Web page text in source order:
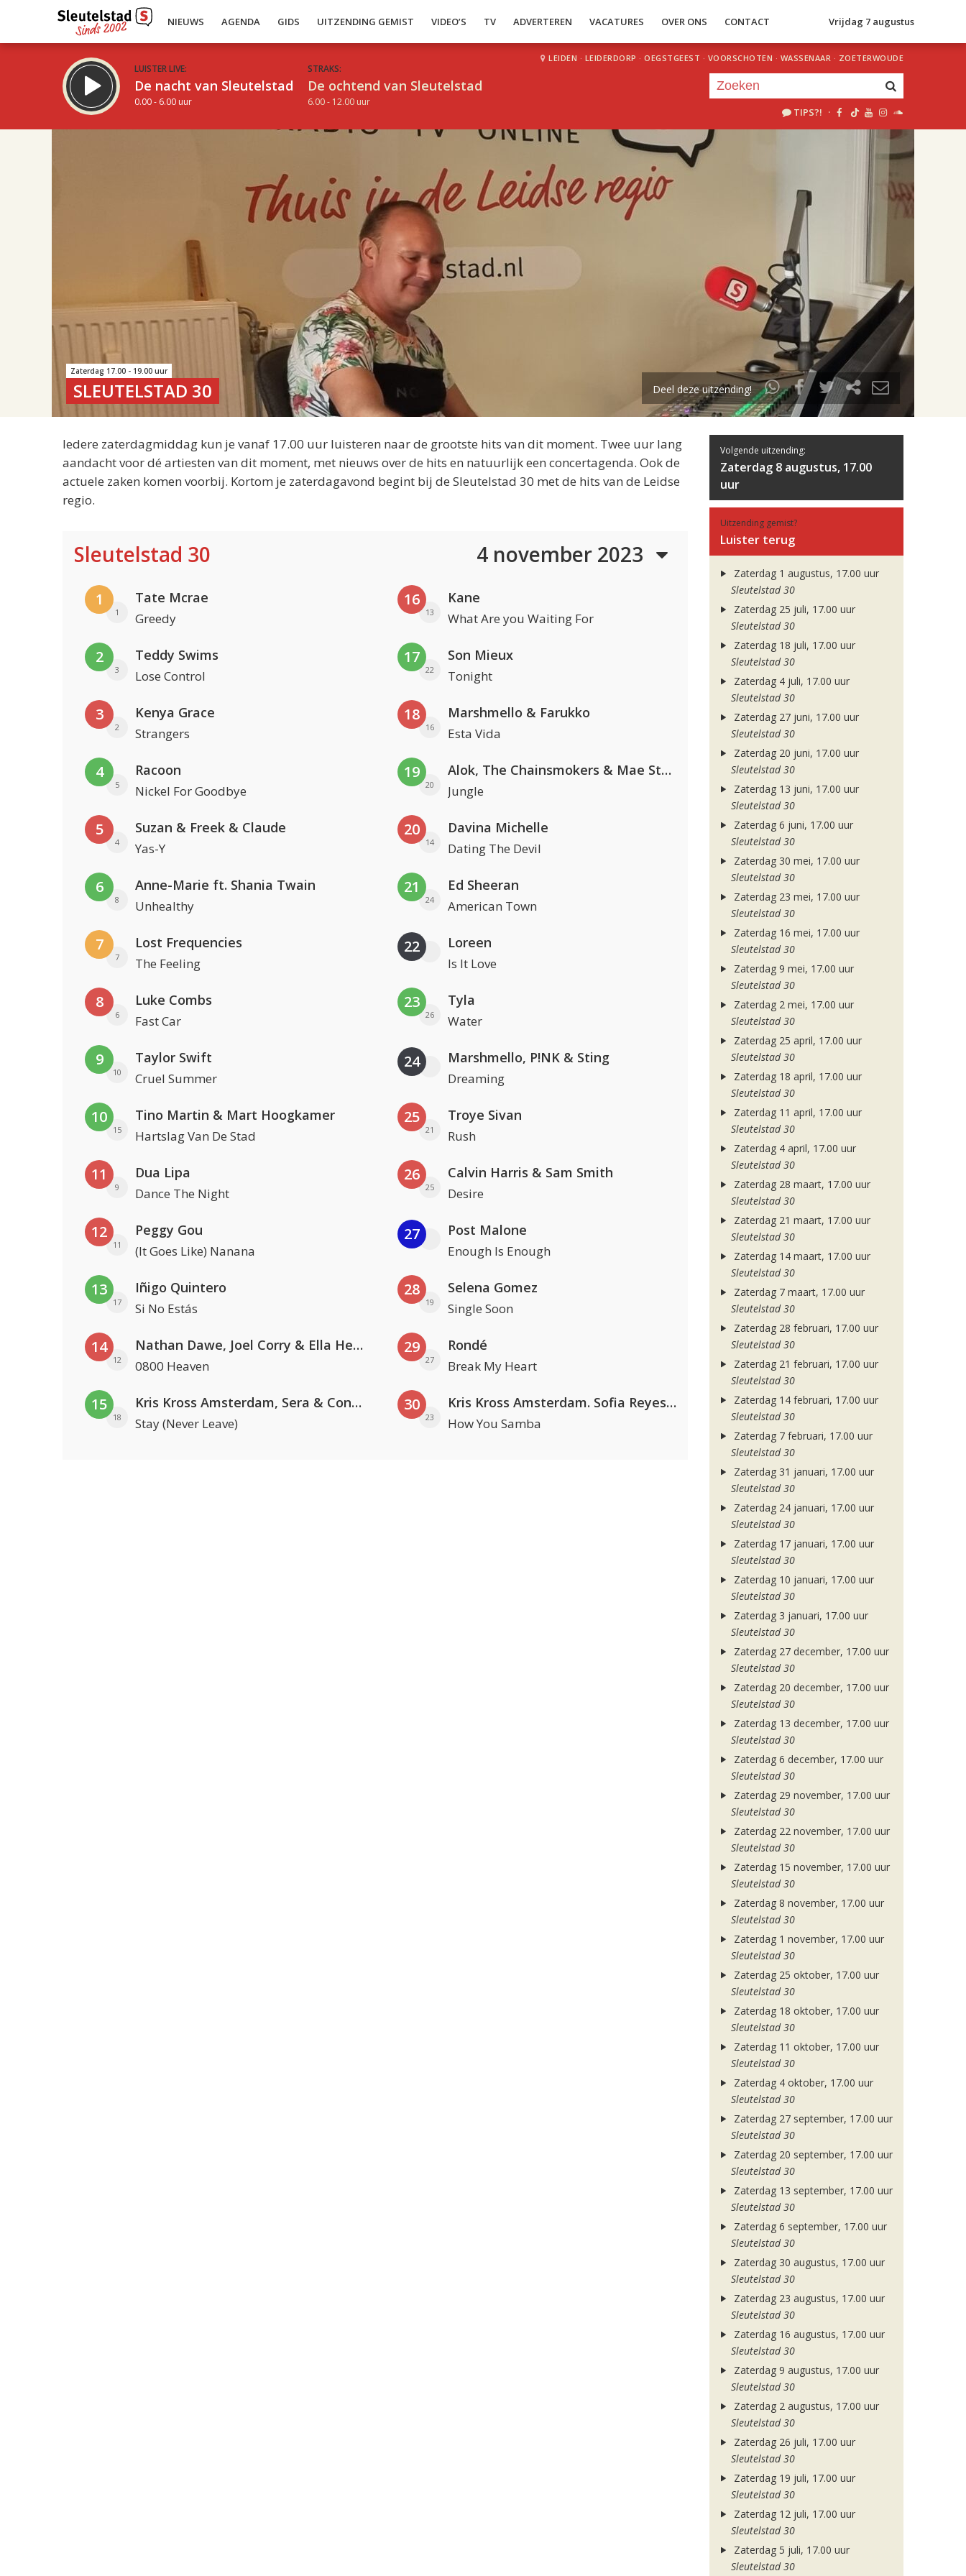
NIEUWS AGENDA GIDS UITZENDING GEMIST VIDEO’S TV ADVERTEREN VACATURES OVER ONS CONTACT Vrijdag 7 augustus
LUISTER LIVE:
De nacht van Sleutelstad
0.00 - 6.00 uur
STRAKS:
De ochtend van Sleutelstad
6.00 - 12.00 uur
LEIDEN · LEIDERDORP · OEGSTGEEST · VOORSCHOTEN · WASSENAAR · ZOETERWOUDE
TIPS?! ·
uur 1 van 2
Volgend uur
Zaterdag 17.00 - 19.00 uur
SLEUTELSTAD 30 Deel deze uitzending!
Iedere zaterdagmiddag kun je vanaf 17.00 uur luisteren naar de grootste hits van dit moment. Twee uur lang
aandacht voor dé artiesten van dit moment, met nieuws over de hits en natuurlijk een concertagenda. Ook de
actuele zaken komen voorbij. Kortom je zaterdagavond begint bij de Sleutelstad 30 met de hits van de Leidse
regio.
Sleutelstad 30 4 november 2023
1
1
Tate Mcrae
Greedy
2
3
Teddy Swims
Lose Control
3
2
Kenya Grace
Strangers
4
5
Racoon
Nickel For Goodbye
5
4
Suzan & Freek & Claude
Yas-Y
6
8
Anne-Marie ft. Shania Twain
Unhealthy
7
7
Lost Frequencies
The Feeling
8
6
Luke Combs
Fast Car
9
10
Taylor Swift
Cruel Summer
10
15
Tino Martin & Mart Hoogkamer
Hartslag Van De Stad
11
9
Dua Lipa
Dance The Night
12
11
Peggy Gou
(It Goes Like) Nanana
13
17
Iñigo Quintero
Si No Estás
14
12
Nathan Dawe, Joel Corry & Ella Henderson
0800 Heaven
15
18
Kris Kross Amsterdam, Sera & Conor Maynard
Stay (Never Leave)
16
13
Kane
What Are you Waiting For
17
22
Son Mieux
Tonight
18
16
Marshmello & Farukko
Esta Vida
19
20
Alok, The Chainsmokers & Mae Stephens
Jungle
20
14
Davina Michelle
Dating The Devil
21
24
Ed Sheeran
American Town
22 Loreen
Is It Love
23
26
Tyla
Water
24 Marshmello, P!NK & Sting
Dreaming
25
21
Troye Sivan
Rush
26
25
Calvin Harris & Sam Smith
Desire
27 Post Malone
Enough Is Enough
28
19
Selena Gomez
Single Soon
29
27
Rondé
Break My Heart
30
23
Kris Kross Amsterdam. Sofia Reyes & Tinie Tempah
How You Samba
Volgende uitzending:
Zaterdag 8 augustus, 17.00
uur
Uitzending gemist?
Luister terug
Zaterdag 1 augustus, 17.00 uur
Sleutelstad 30
Zaterdag 25 juli, 17.00 uur
Sleutelstad 30
Zaterdag 18 juli, 17.00 uur
Sleutelstad 30
Zaterdag 4 juli, 17.00 uur
Sleutelstad 30
Zaterdag 27 juni, 17.00 uur
Sleutelstad 30
Zaterdag 20 juni, 17.00 uur
Sleutelstad 30
Zaterdag 13 juni, 17.00 uur
Sleutelstad 30
Zaterdag 6 juni, 17.00 uur
Sleutelstad 30
Zaterdag 30 mei, 17.00 uur
Sleutelstad 30
Zaterdag 23 mei, 17.00 uur
Sleutelstad 30
Zaterdag 16 mei, 17.00 uur
Sleutelstad 30
Zaterdag 9 mei, 17.00 uur
Sleutelstad 30
Zaterdag 2 mei, 17.00 uur
Sleutelstad 30
Zaterdag 25 april, 17.00 uur
Sleutelstad 30
Zaterdag 18 april, 17.00 uur
Sleutelstad 30
Zaterdag 11 april, 17.00 uur
Sleutelstad 30
Zaterdag 4 april, 17.00 uur
Sleutelstad 30
Zaterdag 28 maart, 17.00 uur
Sleutelstad 30
Zaterdag 21 maart, 17.00 uur
Sleutelstad 30
Zaterdag 14 maart, 17.00 uur
Sleutelstad 30
Zaterdag 7 maart, 17.00 uur
Sleutelstad 30
Zaterdag 28 februari, 17.00 uur
Sleutelstad 30
Zaterdag 21 februari, 17.00 uur
Sleutelstad 30
Zaterdag 14 februari, 17.00 uur
Sleutelstad 30
Zaterdag 7 februari, 17.00 uur
Sleutelstad 30
Zaterdag 31 januari, 17.00 uur
Sleutelstad 30
Zaterdag 24 januari, 17.00 uur
Sleutelstad 30
Zaterdag 17 januari, 17.00 uur
Sleutelstad 30
Zaterdag 10 januari, 17.00 uur
Sleutelstad 30
Zaterdag 3 januari, 17.00 uur
Sleutelstad 30
Zaterdag 27 december, 17.00 uur
Sleutelstad 30
Zaterdag 20 december, 17.00 uur
Sleutelstad 30
Zaterdag 13 december, 17.00 uur
Sleutelstad 30
Zaterdag 6 december, 17.00 uur
Sleutelstad 30
Zaterdag 29 november, 17.00 uur
Sleutelstad 30
Zaterdag 22 november, 17.00 uur
Sleutelstad 30
Zaterdag 15 november, 17.00 uur
Sleutelstad 30
Zaterdag 8 november, 17.00 uur
Sleutelstad 30
Zaterdag 1 november, 17.00 uur
Sleutelstad 30
Zaterdag 25 oktober, 17.00 uur
Sleutelstad 30
Zaterdag 18 oktober, 17.00 uur
Sleutelstad 30
Zaterdag 11 oktober, 17.00 uur
Sleutelstad 30
Zaterdag 4 oktober, 17.00 uur
Sleutelstad 30
Zaterdag 27 september, 17.00 uur
Sleutelstad 30
Zaterdag 20 september, 17.00 uur
Sleutelstad 30
Zaterdag 13 september, 17.00 uur
Sleutelstad 30
Zaterdag 6 september, 17.00 uur
Sleutelstad 30
Zaterdag 30 augustus, 17.00 uur
Sleutelstad 30
Zaterdag 23 augustus, 17.00 uur
Sleutelstad 30
Zaterdag 16 augustus, 17.00 uur
Sleutelstad 30
Zaterdag 9 augustus, 17.00 uur
Sleutelstad 30
Zaterdag 2 augustus, 17.00 uur
Sleutelstad 30
Zaterdag 26 juli, 17.00 uur
Sleutelstad 30
Zaterdag 19 juli, 17.00 uur
Sleutelstad 30
Zaterdag 12 juli, 17.00 uur
Sleutelstad 30
Zaterdag 5 juli, 17.00 uur
Sleutelstad 30